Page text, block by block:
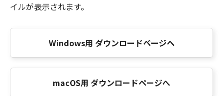
イルが表示されます。
Windows用 ダウンロードページへ
macOS用 ダウンロードページへ